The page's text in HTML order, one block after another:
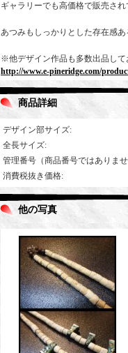
ギャラリーでも高価格で販売さ
あつみもしっかりとした存在感
※他デザイン作品も多数出品し
http://www.e-pineridge.com/
商品詳細
デザイン部サイズ:
全長サイズ:
管理番号（商品番号ではありま
消費税抜き価格:
他の写真